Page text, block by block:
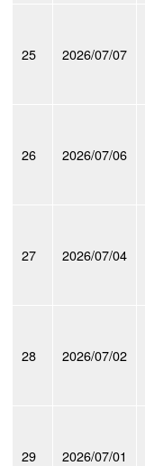
25 2026/07/07
26 2026/07/06
27 2026/07/04
28 2026/07/02
29 2026/07/01